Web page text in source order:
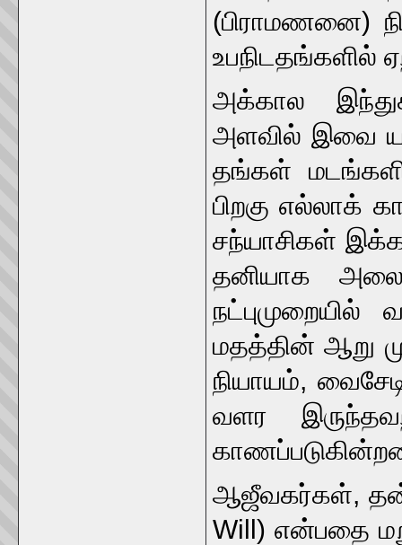
(பிராமணனை)
உபநிடதங்களில்
அக்கால
அளவில் இவை
தங்கள்
பிறகு எல்லாக்
சந்யாசிகள்
தனியாக
நட்புமுறையில்
மதத்தின் ஆறு
நியாயம்,
வளர
ஆஜீவகர்கள்,
Will) என்பதை